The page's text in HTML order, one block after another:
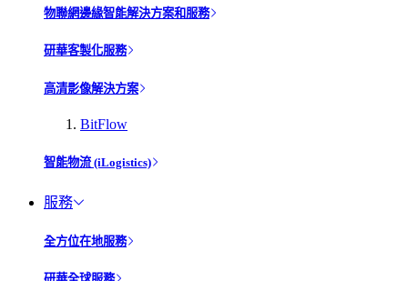
物聯網邊緣智能解決方案和服務
研華客製化服務
高清影像解決方案
BitFlow
智能物流 (iLogistics)
服務
全方位在地服務